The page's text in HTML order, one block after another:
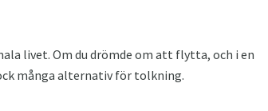
livet. Om du drömde om att flytta, och i en
många alternativ för tolkning.